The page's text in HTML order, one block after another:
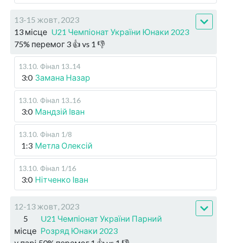
13-15 жовт, 2023
13 місце U21 Чемпіонат України Юнаки 2023
75% перемог 3 👍 vs 1 👎
13.10. Фінал 13..14
3:0 Замана Назар
13.10. Фінал 13..16
3:0 Мандзій Іван
13.10. Фінал 1/8
1:3 Метла Олексій
13.10. Фінал 1/16
3:0 Нітченко Іван
12-13 жовт, 2023
5
місце
U21 Чемпіонат України Парний
Розряд Юнаки 2023